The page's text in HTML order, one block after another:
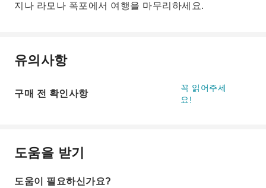
지나 라모나 폭포에서 여행을 마무리하세요.
유의사항
구매 전 확인사항
꼭 읽어주세
요!
도움을 받기
도움이 필요하신가요?